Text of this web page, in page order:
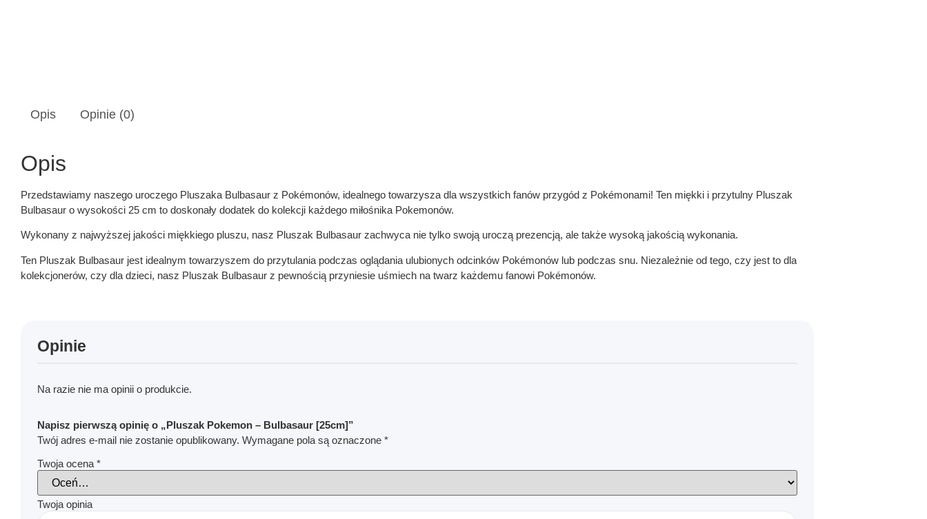
Opis Opinie (0)
Opis
Przedstawiamy naszego uroczego Pluszaka Bulbasaur z Pokémonów, idealnego towarzysza dla wszystkich fanów przygód z Pokémonami! Ten miękki i przytulny Pluszak
Bulbasaur o wysokości 25 cm to doskonały dodatek do kolekcji każdego miłośnika Pokemonów.
Wykonany z najwyższej jakości miękkiego pluszu, nasz Pluszak Bulbasaur zachwyca nie tylko swoją uroczą prezencją, ale także wysoką jakością wykonania.
Ten Pluszak Bulbasaur jest idealnym towarzyszem do przytulania podczas oglądania ulubionych odcinków Pokémonów lub podczas snu. Niezależnie od tego, czy jest to dla
kolekcjonerów, czy dla dzieci, nasz Pluszak Bulbasaur z pewnością przyniesie uśmiech na twarz każdemu fanowi Pokémonów.
Opinie
Na razie nie ma opinii o produkcie.
Napisz pierwszą opinię o „Pluszak Pokemon – Bulbasaur [25cm]”
Twój adres e-mail nie zostanie opublikowany. Wymagane pola są oznaczone *
Twoja ocena *
Twoja opinia